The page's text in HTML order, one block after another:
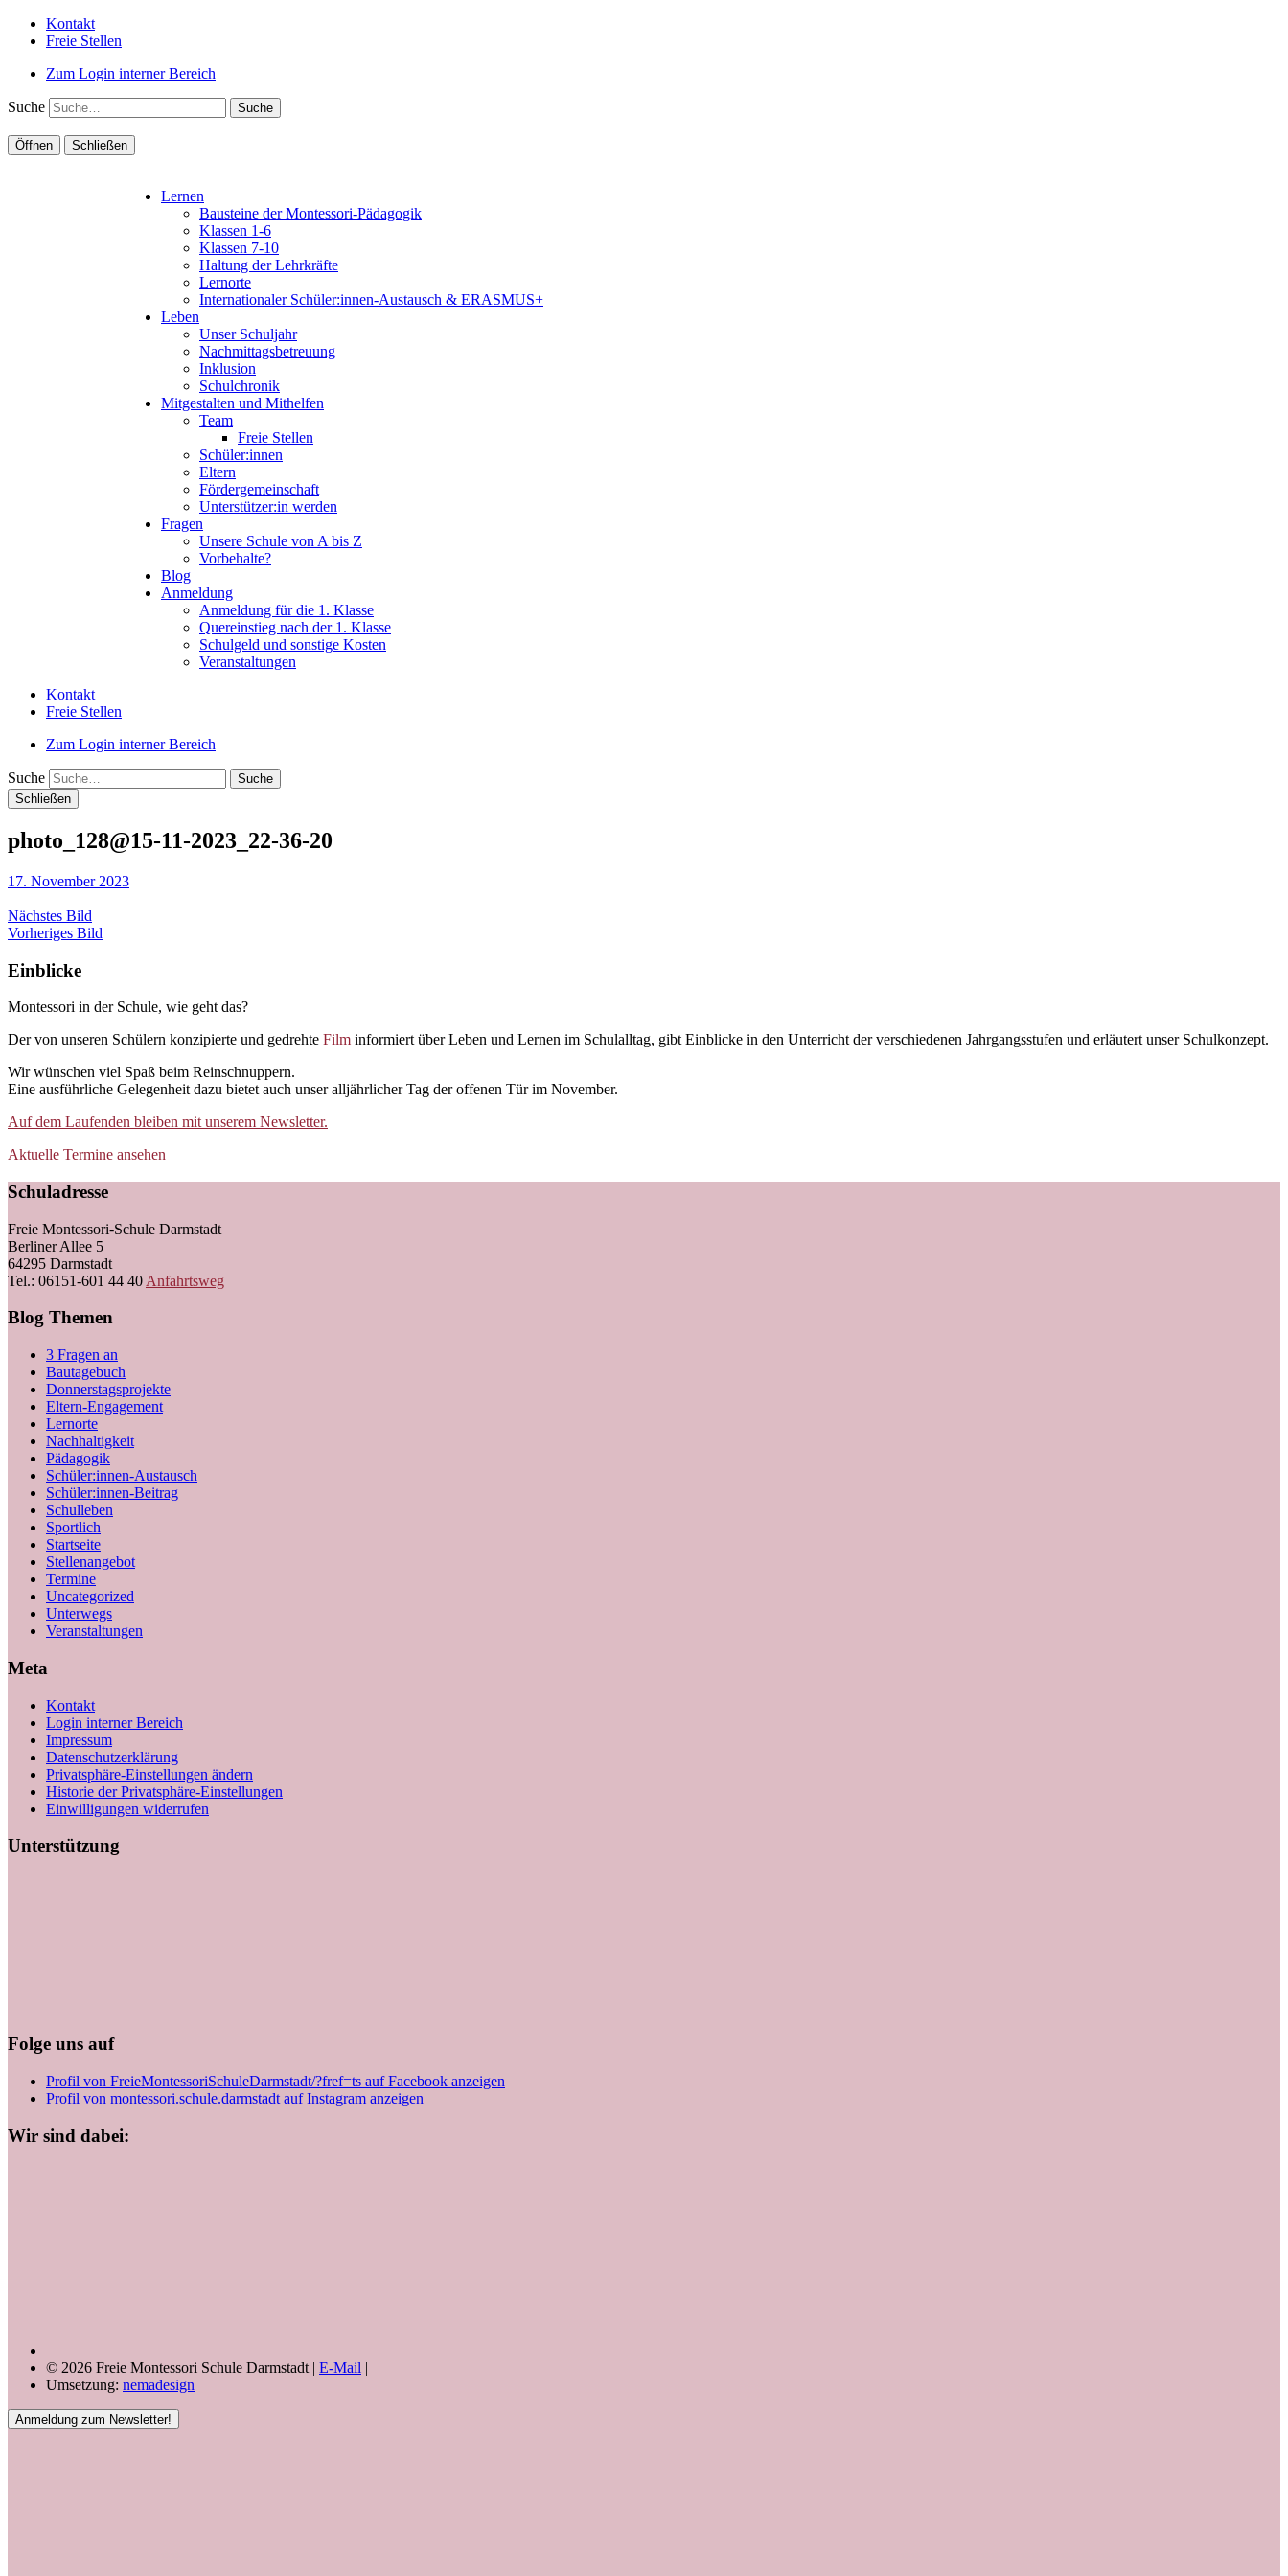
Kontakt
Freie Stellen
Zum Login interner Bereich
Suche
Öffnen Schließen
Lernen
Bausteine der Montessori-Pädagogik
Klassen 1-6
Klassen 7-10
Haltung der Lehrkräfte
Lernorte
Internationaler Schüler:innen-Austausch & ERASMUS+
Leben
Unser Schuljahr
Nachmittagsbetreuung
Inklusion
Schulchronik
Mitgestalten und Mithelfen
Team
Freie Stellen
Schüler:innen
Eltern
Fördergemeinschaft
Unterstützer:in werden
Fragen
Unsere Schule von A bis Z
Vorbehalte?
Blog
Anmeldung
Anmeldung für die 1. Klasse
Quereinstieg nach der 1. Klasse
Schulgeld und sonstige Kosten
Veranstaltungen
Kontakt
Freie Stellen
Zum Login interner Bereich
Suche
Schließen
photo_128@15-11-2023_22-36-20
17. November 2023
Nächstes Bild
Vorheriges Bild
Einblicke
Montessori in der Schule, wie geht das?
Der von unseren Schülern konzipierte und gedrehte Film informiert über Leben und Lernen im Schulalltag, gibt Einblicke in den Unterricht der verschiedenen Jahrgangsstufen und erläutert unser Schulkonzept.
Wir wünschen viel Spaß beim Reinschnuppern.
Eine ausführliche Gelegenheit dazu bietet auch unser alljährlicher Tag der offenen Tür im November.
Auf dem Laufenden bleiben mit unserem Newsletter.
Aktuelle Termine ansehen
Schuladresse
Freie Montessori-Schule Darmstadt
Berliner Allee 5
64295 Darmstadt
Tel.: 06151-601 44 40 Anfahrtsweg
Blog Themen
3 Fragen an
Bautagebuch
Donnerstagsprojekte
Eltern-Engagement
Lernorte
Nachhaltigkeit
Pädagogik
Schüler:innen-Austausch
Schüler:innen-Beitrag
Schulleben
Sportlich
Startseite
Stellenangebot
Termine
Uncategorized
Unterwegs
Veranstaltungen
Meta
Kontakt
Login interner Bereich
Impressum
Datenschutzerklärung
Privatsphäre-Einstellungen ändern
Historie der Privatsphäre-Einstellungen
Einwilligungen widerrufen
Unterstützung
Folge uns auf
Profil von FreieMontessoriSchuleDarmstadt/?fref=ts auf Facebook anzeigen
Profil von montessori.schule.darmstadt auf Instagram anzeigen
Wir sind dabei:
© 2026 Freie Montessori Schule Darmstadt | E-Mail |
Umsetzung: nemadesign
Anmeldung zum Newsletter!